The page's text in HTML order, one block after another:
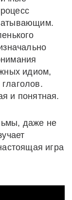
идиом,
и понятная.
даже не
игра